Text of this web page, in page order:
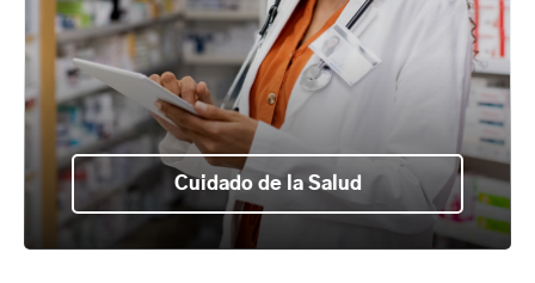
Cuidado de la Salud